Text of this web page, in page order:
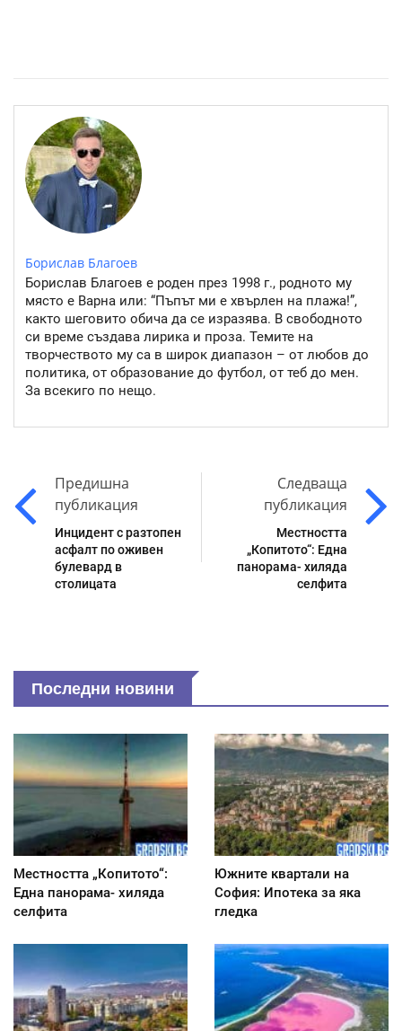
Борислав Благоев
Борислав Благоев е роден през 1998 г., родното му
място е Варна или: “Пъпът ми е хвърлен на плажа!”,
както шеговито обича да се изразява. В свободното
си време създава лирика и проза. Темите на
творчеството му са в широк диапазон – от любов до
политика, от образование до футбол, от теб до мен.
За всекиго по нещо.
Предишна
публикация
Инцидент с разтопен
асфалт по оживен
булевард в
столицата
Следваща
публикация
Местността
„Копитото“: Една
панорама- хиляда
селфита
Последни новини
Местността „Копитото“:
Една панорама- хиляда
селфита
Южните квартали на
София: Ипотека за яка
гледка